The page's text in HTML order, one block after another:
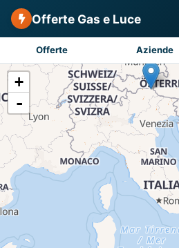
Offerte Gas e Luce
Offerte Aziende
+
-